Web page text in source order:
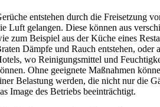
entstehen durch die Freisetzung
Luft gelangen. Diese können aus
zum Beispiel aus der Küche eines
Dämpfe und Rauch entstehen, oder
wo Reinigungsmittel und
Ohne geeignete Maßnahmen
Belastung werden, die nicht nur die
Image des Betriebs beeinträchtigt.